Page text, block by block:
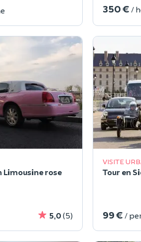
350 € /
Limousine rose
5,0(5)
VISITE
Tour en
99 € /